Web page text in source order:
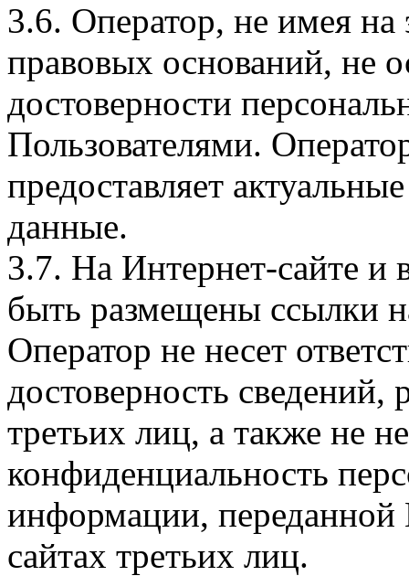
3.6. Оператор, не имея
правовых оснований, не
достоверности
Пользователями.
предоставляет
данные.
3.7. На Интернет-сайте
быть размещены ссылки
Оператор не несет
достоверность
третьих лиц, а также не
конфиденциальность
информации, переданной
сайтах третьих лиц.